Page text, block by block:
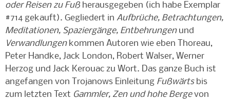
oder Reisen zu Fuß herausgegeben (ich habe Exemplar
#714 gekauft). Gegliedert in Aufbrüche, Betrachtungen,
Meditationen, Spaziergänge, Entbehrungen und
Verwandlungenkommen Autoren wie eben Thoreau,
Peter Handke, Jack London, Robert Walser, Werner
Herzog und Jack Kerouac zu Wort. Das ganze Buch ist
angefangen von Trojanows Einleitung Fußwärtsbis
zum letzten Text Gammler, Zen und hohe Bergevon